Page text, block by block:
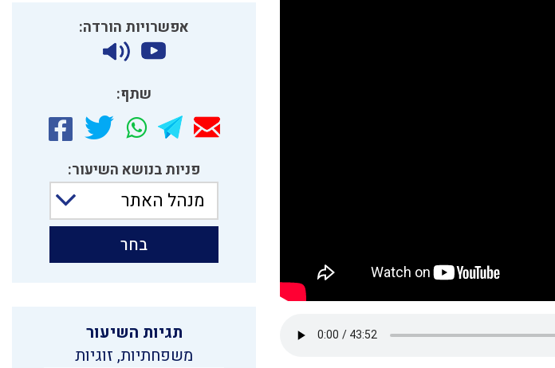
אפשרויות הורדה:
שתף:
פניות בנושא השיעור:
מנהל האתר
בחר
תגיות השיעור
משפחתיות, זוגיות